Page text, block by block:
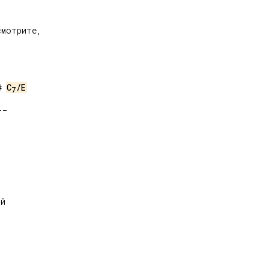
C7/E